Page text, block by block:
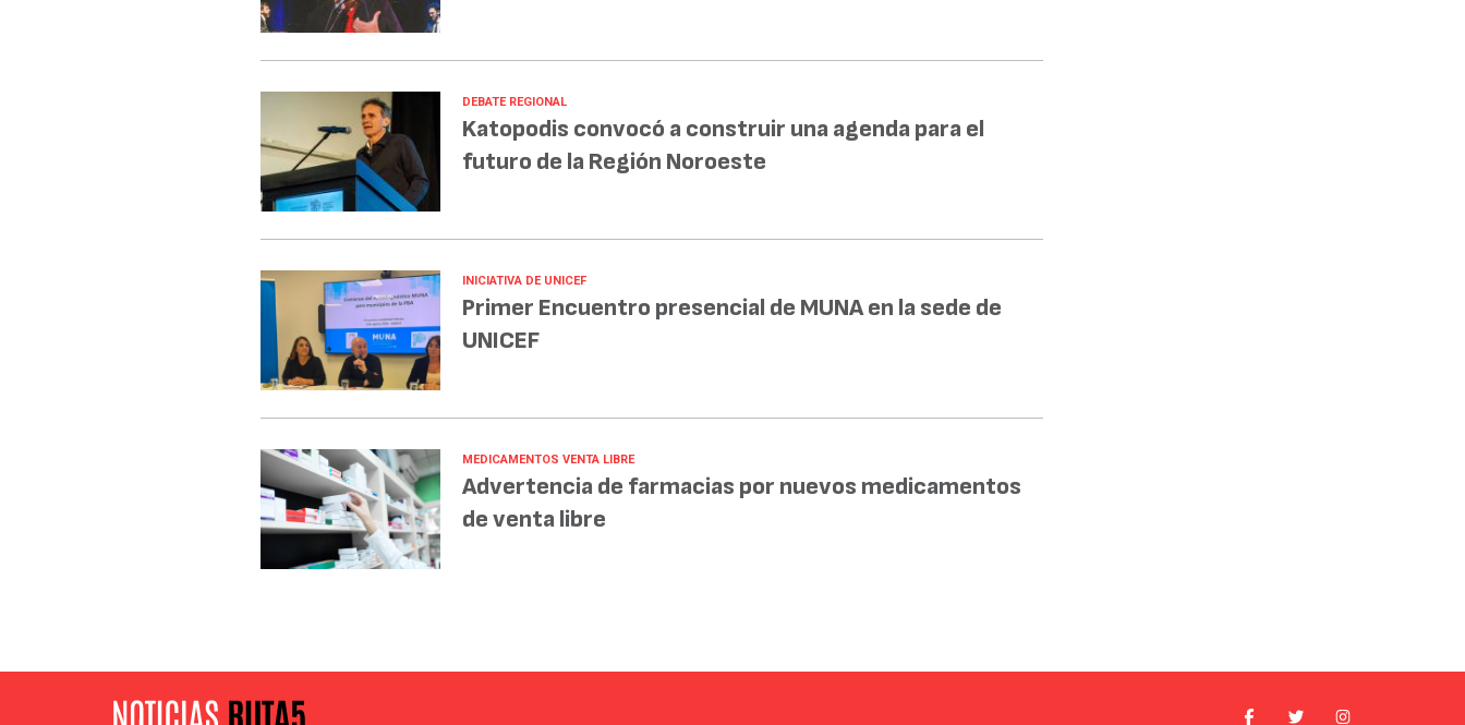
DEBATE REGIONAL
Katopodis convocó a construir una agenda para el
futuro de la Región Noroeste
INICIATIVA DE UNICEF
Primer Encuentro presencial de MUNA en la sede de
UNICEF
MEDICAMENTOS VENTA LIBRE
Advertencia de farmacias por nuevos medicamentos
de venta libre